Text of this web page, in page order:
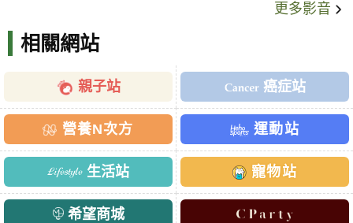
更多影音
相關網站
親子站 癌症站
營養N次方 運動站
生活站 寵物站
希望商城